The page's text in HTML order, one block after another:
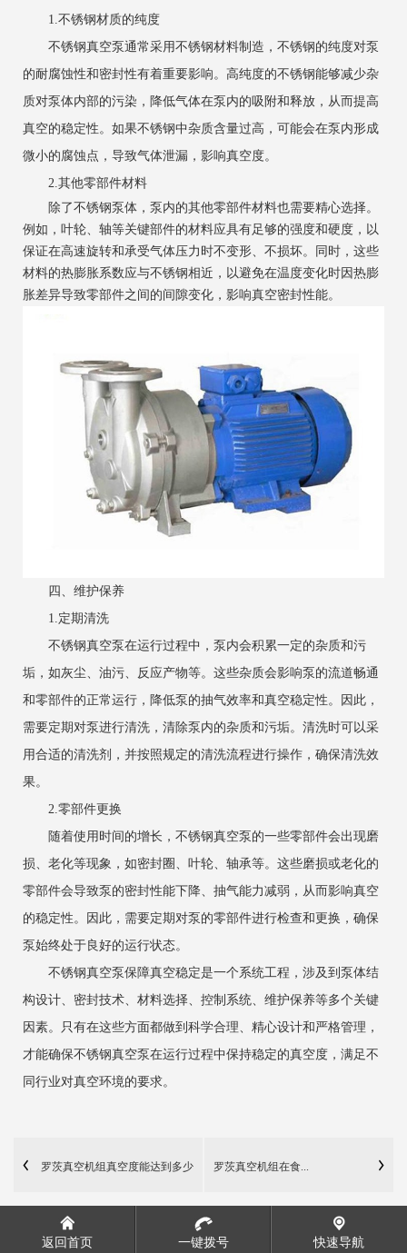
1.不锈钢材质的纯度
不锈钢真空泵通常采用不锈钢材料制造，不锈钢的纯度对泵
的耐腐蚀性和密封性有着重要影响。高纯度的不锈钢能够减少杂
质对泵体内部的污染，降低气体在泵内的吸附和释放，从而提高
真空的稳定性。如果不锈钢中杂质含量过高，可能会在泵内形成
微小的腐蚀点，导致气体泄漏，影响真空度。
2.其他零部件材料
除了不锈钢泵体，泵内的其他零部件材料也需要精心选择。
例如，叶轮、轴等关键部件的材料应具有足够的强度和硬度，以
保证在高速旋转和承受气体压力时不变形、不损坏。同时，这些
材料的热膨胀系数应与不锈钢相近，以避免在温度变化时因热膨
胀差异导致零部件之间的间隙变化，影响真空密封性能。
四、维护保养
1.定期清洗
不锈钢真空泵在运行过程中，泵内会积累一定的杂质和污
垢，如灰尘、油污、反应产物等。这些杂质会影响泵的流道畅通
和零部件的正常运行，降低泵的抽气效率和真空稳定性。因此，
需要定期对泵进行清洗，清除泵内的杂质和污垢。清洗时可以采
用合适的清洗剂，并按照规定的清洗流程进行操作，确保清洗效
果。
2.零部件更换
随着使用时间的增长，不锈钢真空泵的一些零部件会出现磨
损、老化等现象，如密封圈、叶轮、轴承等。这些磨损或老化的
零部件会导致泵的密封性能下降、抽气能力减弱，从而影响真空
的稳定性。因此，需要定期对泵的零部件进行检查和更换，确保
泵始终处于良好的运行状态。
不锈钢真空泵保障真空稳定是一个系统工程，涉及到泵体结
构设计、密封技术、材料选择、控制系统、维护保养等多个关键
因素。只有在这些方面都做到科学合理、精心设计和严格管理，
才能确保不锈钢真空泵在运行过程中保持稳定的真空度，满足不
同行业对真空环境的要求。
罗茨真空机组真空度能达到多少 罗茨真空机组在食...
返回首页 一键拨号 快速导航